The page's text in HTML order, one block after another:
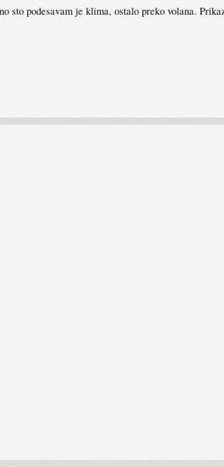
sto podesavam je klima, ostalo preko volana.